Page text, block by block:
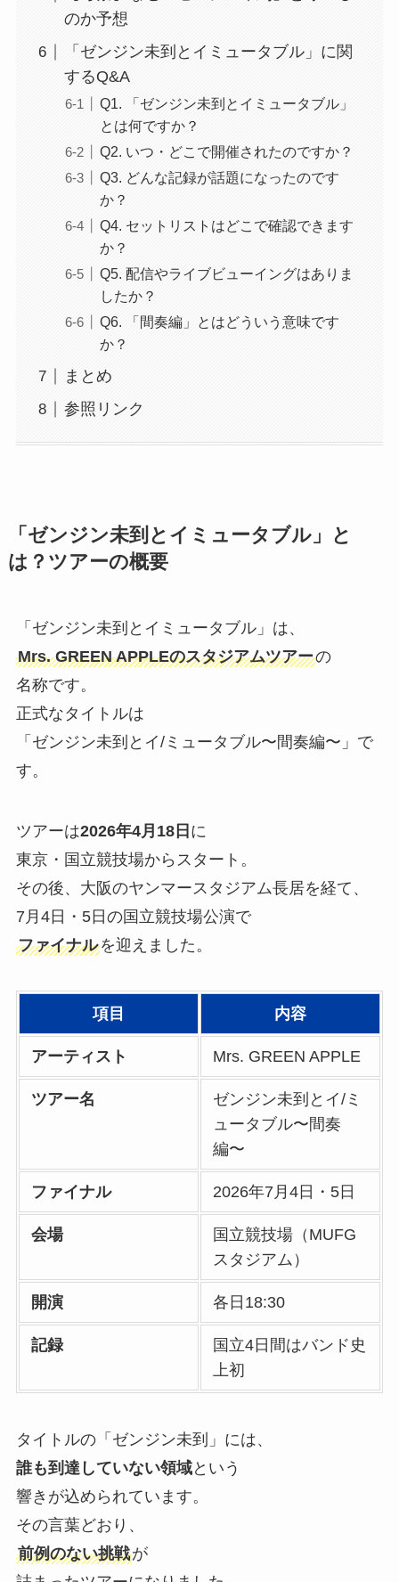
のか予想
「ゼンジン未到とイミュータブル」に関
するQ&A
Q1. 「ゼンジン未到とイミュータブル」
とは何ですか？
Q2. いつ・どこで開催されたのですか？
Q3. どんな記録が話題になったのです
か？
Q4. セットリストはどこで確認できます
か？
Q5. 配信やライブビューイングはありま
したか？
Q6. 「間奏編」とはどういう意味です
か？
まとめ
参照リンク
「ゼンジン未到とイミュータブル」と
は？ツアーの概要
「ゼンジン未到とイミュータブル」は、
Mrs. GREEN APPLEのスタジアムツアーの
名称です。
正式なタイトルは
「ゼンジン未到とイ/ミュータブル〜間奏編〜」で
す。
ツアーは2026年4月18日 に
東京・国立競技場からスタート。
その後、大阪のヤンマースタジアム長居を経て、
7月4日・5日の国立競技場公演で
ファイナルを迎えました。
項目 内容
アーティスト Mrs. GREEN APPLE
ツアー名
ゼンジン未到とイ/ミ
ュータブル〜間奏
編〜
ファイナル 2026年7月4日・5日
会場
国立競技場（MUFG
スタジアム）
開演 各日18:30
記録
国立4日間はバンド史
上初
タイトルの「ゼンジン未到」には、
誰も到達していない領域という
響きが込められています。
その言葉どおり、
前例のない挑戦が